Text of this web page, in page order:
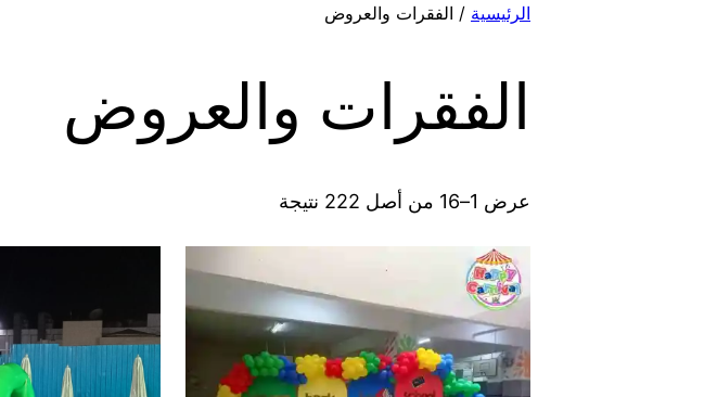
الرئيسية / الفقرات والعروض
الفقرات والعروض
عرض 1–16 من أصل 222 نتيجة